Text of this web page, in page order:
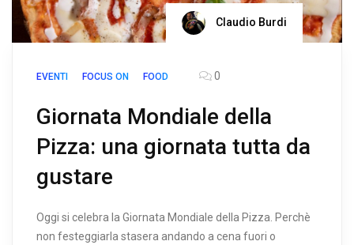
Claudio Burdi
EVENTI FOCUS ON FOOD 0
Giornata Mondiale della
Pizza: una giornata tutta da
gustare
Oggi si celebra la Giornata Mondiale della Pizza. Perchè
non festeggiarla stasera andando a cena fuori o